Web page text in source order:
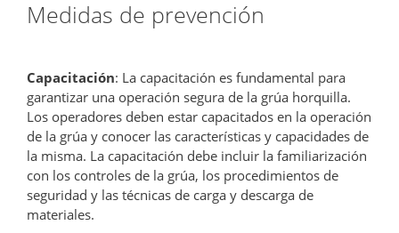
Medidas de prevención
Capacitación: La capacitación es fundamental para
garantizar una operación segura de la grúa horquilla.
Los operadores deben estar capacitados en la operación
de la grúa y conocer las características y capacidades de
la misma. La capacitación debe incluir la familiarización
con los controles de la grúa, los procedimientos de
seguridad y las técnicas de carga y descarga de
materiales.